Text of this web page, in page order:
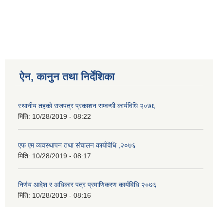
ऐन, कानुन तथा निर्देशिका
स्थानीय तहको राजपत्र प्रकाशन सम्वन्धी कार्यविधि २०७६
मिति: 10/28/2019 - 08:22
एफ एम व्यवस्थापन तथा संचालन कार्यविधि ,२०७६
मिति: 10/28/2019 - 08:17
निर्णय आदेश र अधिकार पत्र प्रमाणिकरण कार्यविधि २०७६
मिति: 10/28/2019 - 08:16